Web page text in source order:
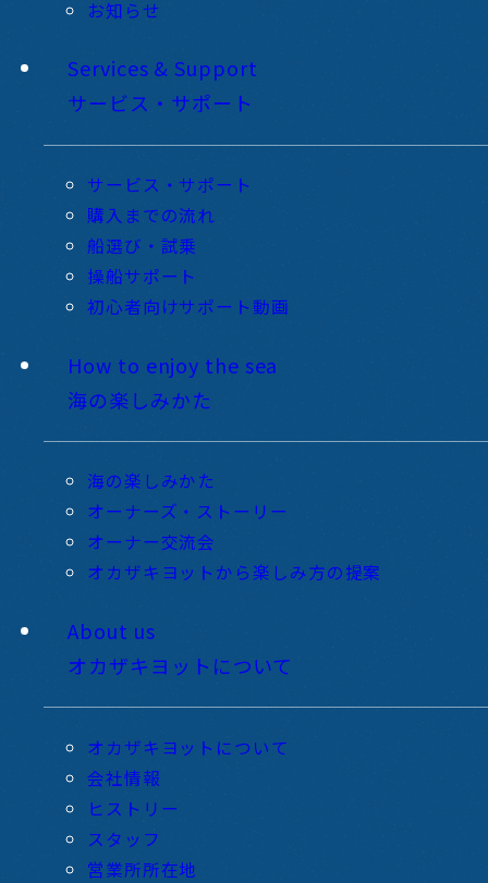
お知らせ
Services & Support
サービス・サポート
サービス・サポート
購入までの流れ
船選び・試乗
操船サポート
初心者向けサポート動画
How to enjoy the sea
海の楽しみかた
海の楽しみかた
オーナーズ・ストーリー
オーナー交流会
オカザキヨットから楽しみ方の提案
About us
オカザキヨットについて
オカザキヨットについて
会社情報
ヒストリー
スタッフ
営業所所在地